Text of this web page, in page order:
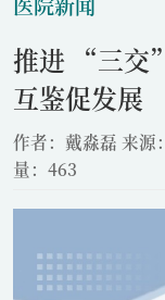
推进 “三交
互鉴促发展
作者：戴淼磊 来源：
量：463